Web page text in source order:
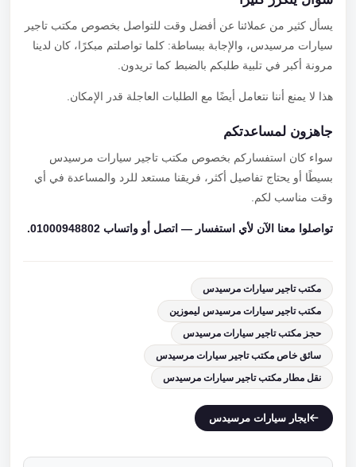
يسأل كثير من عملائنا عن أفضل وقت للتواصل بخصوص مكتب تاجير
سيارات مرسيدس، والإجابة ببساطة: كلما تواصلتم مبكرًا، كان لدينا
مرونة أكبر في تلبية طلبكم بالضبط كما تريدون.
هذا لا يمنع أننا نتعامل أيضًا مع الطلبات العاجلة قدر الإمكان.
جاهزون لمساعدتكم
سواء كان استفساركم بخصوص مكتب تاجير سيارات مرسيدس
بسيطًا أو يحتاج تفاصيل أكثر، فريقنا مستعد للرد والمساعدة في أي
وقت مناسب لكم.
تواصلوا معنا الآن لأي استفسار — اتصل أو واتساب 01000948802.
مكتب تاجير سيارات مرسيدس
مكتب تاجير سيارات مرسيدس ليموزين
حجز مكتب تاجير سيارات مرسيدس
سائق خاص مكتب تاجير سيارات مرسيدس
نقل مطار مكتب تاجير سيارات مرسيدس
ايجار سيارات مرسيدس